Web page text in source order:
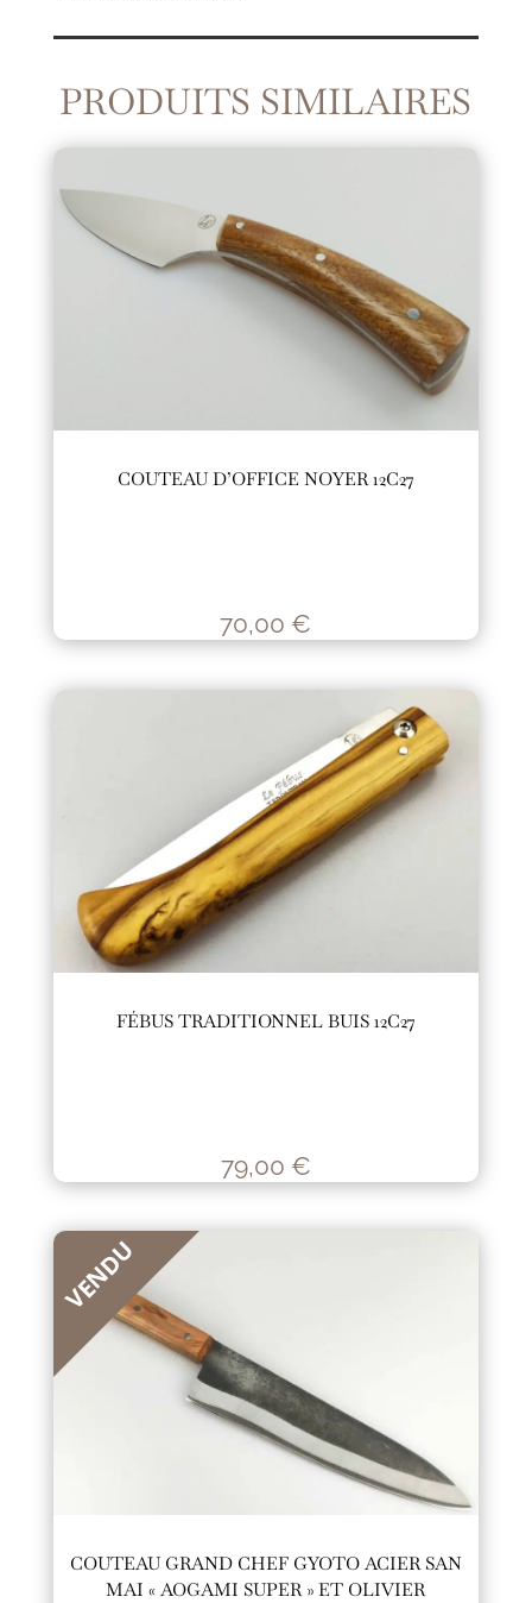
PRODUITS SIMILAIRES
COUTEAU D’OFFICE NOYER 12C27
70,00 €
FÉBUS TRADITIONNEL BUIS 12C27
79,00 €
VENDU
COUTEAU GRAND CHEF GYOTO ACIER SAN
MAI « AOGAMI SUPER » ET OLIVIER